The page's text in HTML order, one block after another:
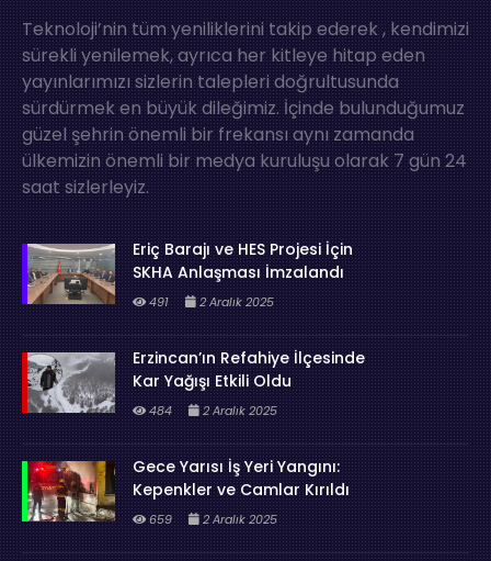
Teknoloji’nin tüm yeniliklerini takip ederek , kendimizi
sürekli yenilemek, ayrıca her kitleye hitap eden
yayınlarımızı sizlerin talepleri doğrultusunda
sürdürmek en büyük dileğimiz. İçinde bulunduğumuz
güzel şehrin önemli bir frekansı aynı zamanda
ülkemizin önemli bir medya kuruluşu olarak 7 gün 24
saat sizlerleyiz.
Eriç Barajı ve HES Projesi İçin
SKHA Anlaşması İmzalandı
491 2 Aralık 2025
Erzincan’ın Refahiye İlçesinde
Kar Yağışı Etkili Oldu
484 2 Aralık 2025
Gece Yarısı İş Yeri Yangını:
Kepenkler ve Camlar Kırıldı
659 2 Aralık 2025